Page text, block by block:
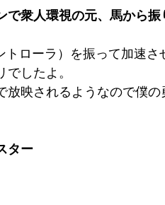
で衆人環視の元、馬から
トローラ）を振って加速
したよ。
放映されるようなので僕
ター